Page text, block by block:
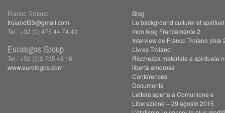
Franco Troiano
troianof33@gmail.com
Tel : +32 (0) 475 44 74 43
Eurologos Group
Tel : +32 (0)2 735 48 18
www.eurologos.com
Blog
Le background culturel et
mon blog Francamente 2
Interview de Franco Troiano (mai
Livres Troiano
Ricchezza materiale e spirituale
libertà amorosa
Conférences
Documents
Lettera aperta a Comunione e
Liberazione – 29 agosto 2015